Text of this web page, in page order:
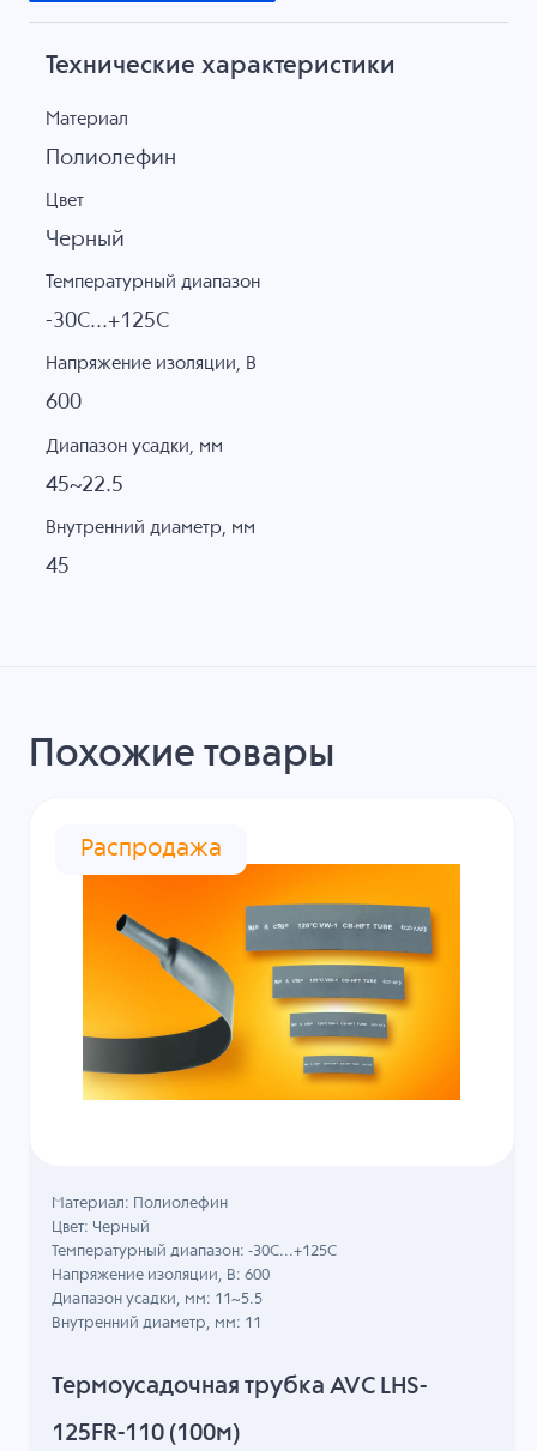
Технические характеристики
Материал
Полиолефин
Цвет
Черный
Температурный диапазон
-30C...+125C
Напряжение изоляции, В
600
Диапазон усадки, мм
45~22.5
Внутренний диаметр, мм
45
Похожие товары
Распродажа
Термоусадочная трубка AVC LHS-
125FR-110 (100м)
Материал: Полиолефин
Цвет: Черный
Температурный диапазон: -30C...+125C
Напряжение изоляции, В: 600
Диапазон усадки, мм: 11~5.5
Внутренний диаметр, мм: 11